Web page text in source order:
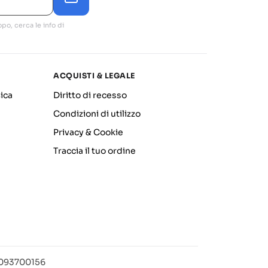
cerca le info di
ACQUISTI & LEGALE
Diritto di recesso
Condizioni di utilizzo
Privacy & Cookie
Traccia il tuo ordine